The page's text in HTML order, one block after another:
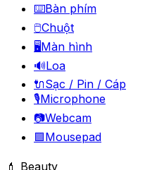
⌨️Bàn phím
🖱️Chuột
🖥️Màn hình
🔊Loa
🔌Sạc / Pin / Cáp
🎙️Microphone
📷Webcam
🟪Mousepad
💄 Beauty